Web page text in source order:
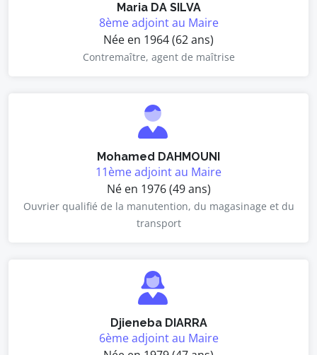
Maria DA SILVA
8ème adjoint au Maire
Née en 1964 (62 ans)
Contremaître, agent de maîtrise
Mohamed DAHMOUNI
11ème adjoint au Maire
Né en 1976 (49 ans)
Ouvrier qualifié de la manutention, du magasinage et du
transport
Djieneba DIARRA
6ème adjoint au Maire